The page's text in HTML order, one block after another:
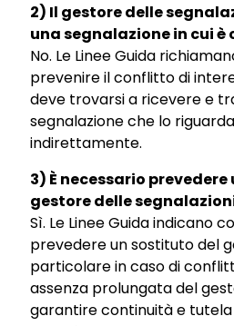
2) Il gestore delle
una segnalazione in cui è
No. Le Linee Guida
prevenire il conflitto di
deve trovarsi a ricevere e
segnalazione che lo
indirettamente.
3) È necessario
gestore delle
Sì. Le Linee Guida indicano
prevedere un sostituto del
particolare in caso di
assenza prolungata del
garantire continuità e